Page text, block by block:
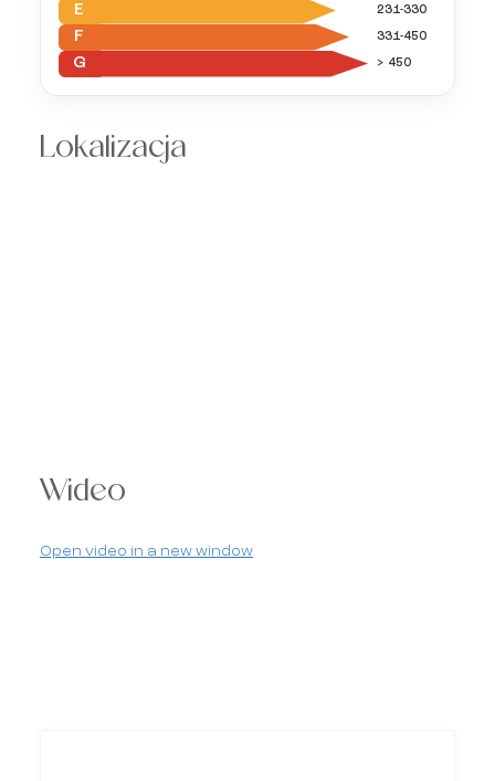
E 231-330
F 331-450
G > 450
Lokalizacja
Wideo
Open video in a new window